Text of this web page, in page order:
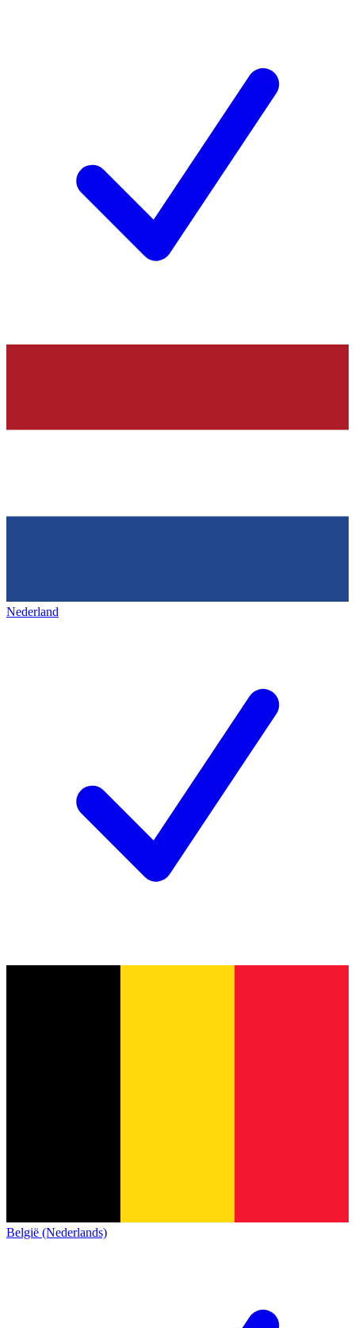
Nederland
België (Nederlands)